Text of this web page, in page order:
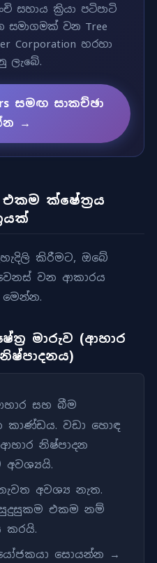
සහාය ක්‍රියා පටිපාටි
වන Tree
Corporation හරහා
ලැබේ.
සමඟ සාකච්ඡා
→
එකම ක්ෂේත්‍රය
කිරීමට, ඔබේ
වන ආකාරය
මෙන්න.
මාරුව (ආහාර
සහ බීම
කාණ්ඩය. වඩා හොඳ
නිෂ්පාදන
අවශ්‍යයි.
අවශ්‍ය නැත.
එකම නම්
කරයි.
සොයන්න →